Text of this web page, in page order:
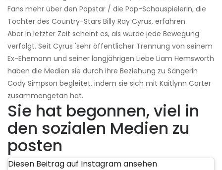
Fans mehr über den Popstar / die Pop-Schauspielerin, die
Tochter des Country-Stars Billy Ray Cyrus, erfahren.
Aber in letzter Zeit scheint es, als würde jede Bewegung
verfolgt. Seit Cyrus 'sehr öffentlicher Trennung von seinem
Ex-Ehemann und seiner langjährigen Liebe Liam Hemsworth
haben die Medien sie durch ihre Beziehung zu Sängerin
Cody Simpson begleitet, indem sie sich mit Kaitlynn Carter
zusammengetan hat.
Sie hat begonnen, viel in
den sozialen Medien zu
posten
Diesen Beitrag auf Instagram ansehen